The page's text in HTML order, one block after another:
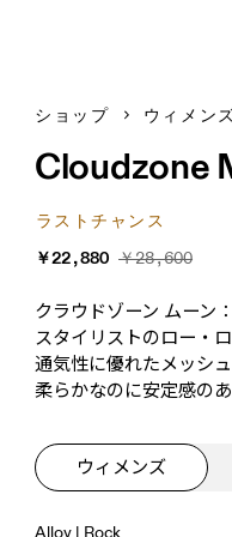
ショップ ウィメン
Cloudzone
ラストチャンス
￥22,880 ￥28,600
クラウドゾーン ムーン
スタイリストの​ロー・
通気性に​優れた​メッシ
柔らかなのに​安定感の​
ウィメンズ
Alloy | Rock